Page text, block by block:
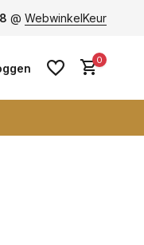
-ruim 600+
@ WebwinkelKeur
0